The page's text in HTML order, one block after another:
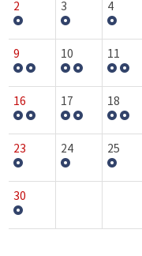
2 3 4
9 10 11
16 17 18
23 24 25
30